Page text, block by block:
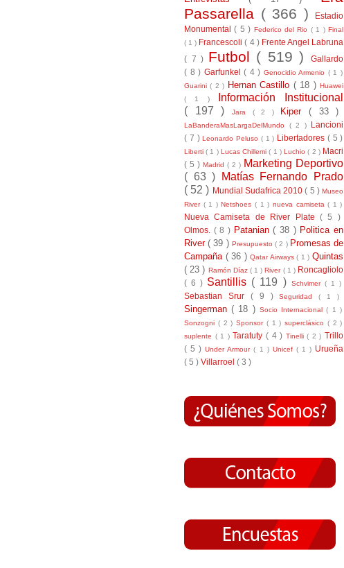
Passarella ( 366 )
Estadio
Monumental( 5 ) Federico del Rio ( 1 )Final
( 1 ) Francescoli( 4 ) Frente Angel Labruna
( 7 ) Futbol ( 519 )Gallardo
( 8 ) Garfunkel ( 4 ) Genocidio Armenio ( 1 )
Guarini( 2 ) Hernan Castillo ( 18 )Huawei
( 1 )
Información Institucional
( 197 )
Jara ( 2 ) Kiper( 33 )
LaBanderaMasLargaDelMundo ( 2 ) Lancioni
( 7 )Leonardo Peluso ( 1 ) Libertadores ( 5 )
Liberti( 1 ) Lucas Chillemi( 1 )Luchio( 2 ) Macri
( 5 ) Madrid ( 2 ) Marketing Deportivo
( 63 )
Matías Fernando Prado
( 52 ) Mundial Sudafrica 2010( 5 )Museo
River ( 1 )Netshoes( 1 ) nueva camiseta( 1 )
Nueva Camiseta de River Plate ( 5 )
Olmos. ( 8 ) Patanian( 38 ) Politica en
River( 39 ) Presupuesto( 2 ) Promesas de
Campaña ( 36 )Qatar Airways( 1 )Quintas
( 23 ) Ramón Díaz ( 1 )River ( 1 ) Roncagliolo
( 6 ) Santillis ( 119 ) Schvimer ( 1 )
Sebastian Srur ( 9 )Seguridad( 1 )
Singerman( 18 ) Socio Internacional( 1 )
Sonzogni ( 2 ) Sponsor ( 1 ) superclásico ( 2 )
suplente ( 1 ) Taratuty ( 4 ) Tinelli( 2 ) Trillo
( 5 )Under Armour( 1 ) Unicef ( 1 ) Urueña
( 5 ) Villarroel ( 3 )